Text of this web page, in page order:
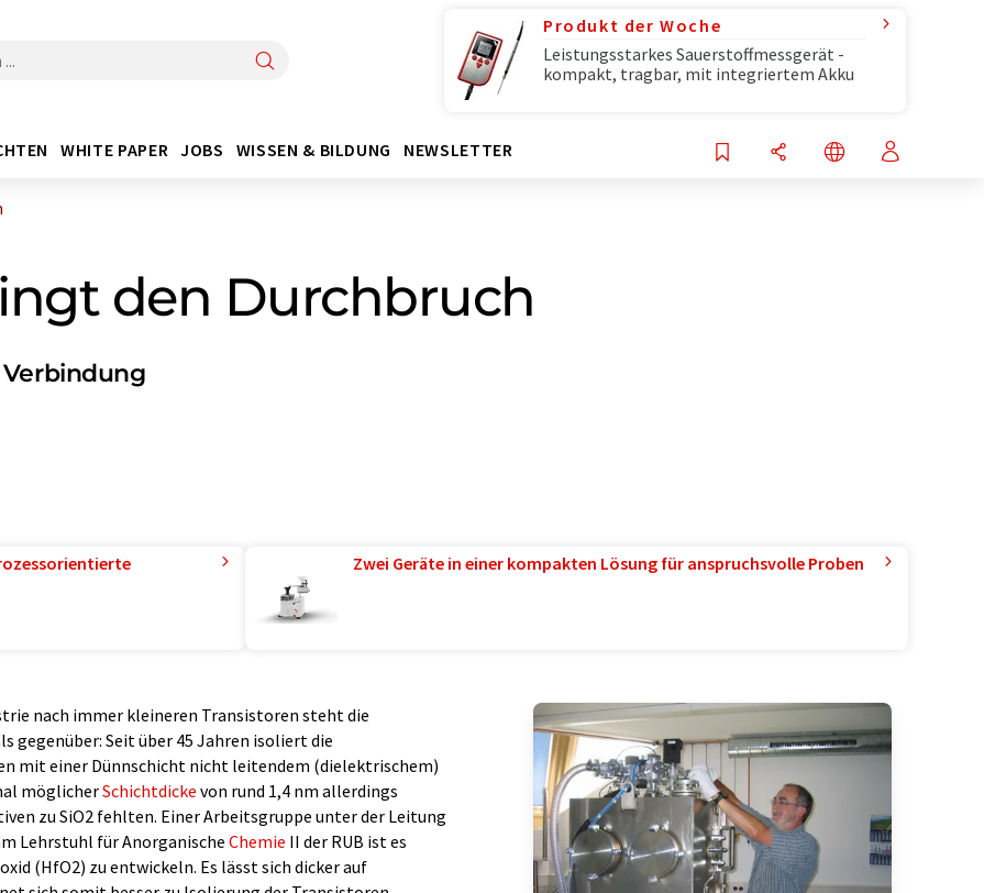
Produkt der Woche
Leistungsstarkes Sauerstoffmessgerät -
kompakt, tragbar, mit integriertem Akku
WHITE PAPER JOBS WISSEN & BILDUNG NEWSLETTER
den Durchbruch
Zwei Geräte in einer kompakten Lösung für anspruchsvolle Proben
nach immer kleineren Transistoren steht die
gegenüber: Seit über 45 Jahren isoliert die
mit einer Dünnschicht nicht leitendem (dielektrischem)
möglicherSchichtdicke von rund 1,4 nm allerdings
zu SiO2 fehlten. Einer Arbeitsgruppe unter der Leitung
Lehrstuhl für Anorganische Chemie II der RUB ist es
(HfO2) zu entwickeln. Es lässt sich dicker auf